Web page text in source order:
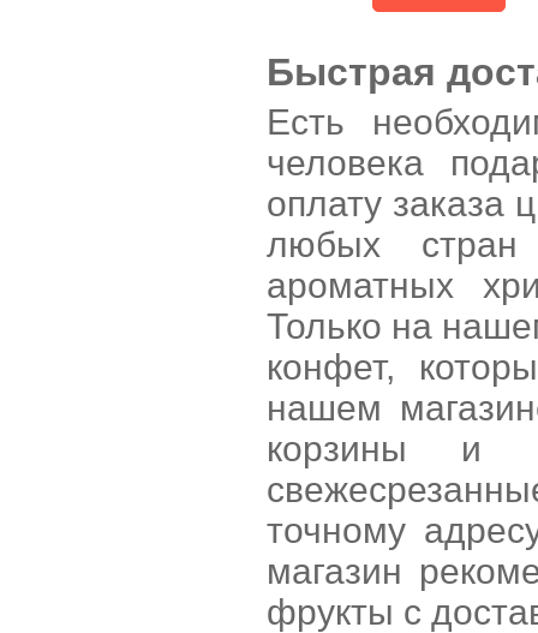
Быстрая
Есть
человека
оплату заказа
любых
ароматных
Только на
конфет,
нашем
корзины и
точному
магазин
фрукты с